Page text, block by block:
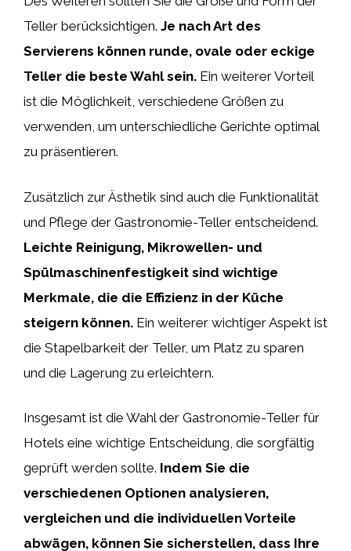
Teller berücksichtigen. Je nach Art des
Servierens können runde, ovale oder eckige
Teller die beste Wahl sein. Ein weiterer Vorteil
ist die Möglichkeit, verschiedene Größen zu
verwenden, um unterschiedliche Gerichte optimal
zu präsentieren.
Zusätzlich zur Ästhetik sind auch die Funktionalität
und Pflege der Gastronomie-Teller entscheidend.
Leichte Reinigung, Mikrowellen- und
Spülmaschinenfestigkeit sind wichtige
Merkmale, die die Effizienz in der Küche
steigern können. Ein weiterer wichtiger Aspekt ist
die Stapelbarkeit der Teller, um Platz zu sparen
und die Lagerung zu erleichtern.
Insgesamt ist die Wahl der Gastronomie-Teller für
Hotels eine wichtige Entscheidung, die sorgfältig
geprüft werden sollte. Indem Sie die
verschiedenen Optionen analysieren,
vergleichen und die individuellen Vorteile
abwägen, können Sie sicherstellen, dass Ihre